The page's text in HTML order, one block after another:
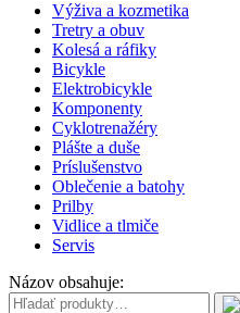
Výživa a kozmetika
Tretry a obuv
Kolesá a ráfiky
Bicykle
Elektrobicykle
Komponenty
Cyklotrenažéry
Plášte a duše
Príslušenstvo
Oblečenie a batohy
Prilby
Vidlice a tlmiče
Servis
Názov obsahuje: